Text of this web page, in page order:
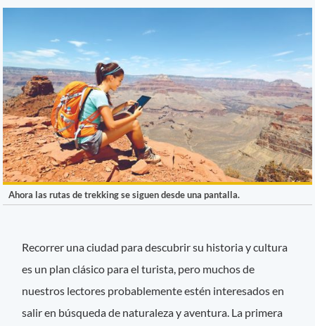
Ahora las rutas de trekking se siguen desde una pantalla.
Recorrer una ciudad para descubrir su historia y cultura
es un plan clásico para el turista, pero muchos de
nuestros lectores probablemente estén interesados en
salir en búsqueda de naturaleza y aventura. La primera